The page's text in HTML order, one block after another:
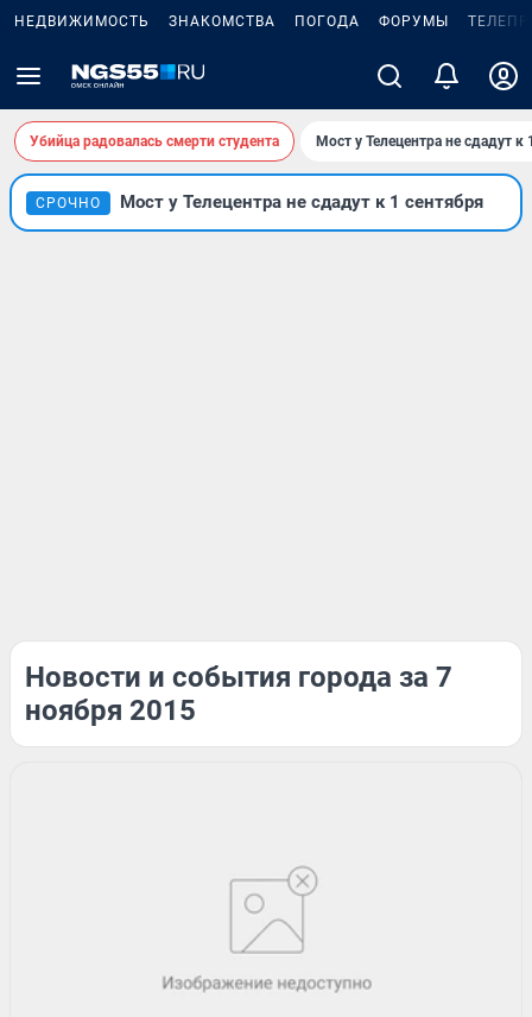
НЕДВИЖИМОСТЬ ЗНАКОМСТВА ПОГОДА ФОРУМЫ
Убийца радовалась смерти студента Мост у Телецентра не сдадут к
СРОЧНО Мост у Телецентра не сдадут к 1 сентября
Новости и события города за 7
ноября 2015